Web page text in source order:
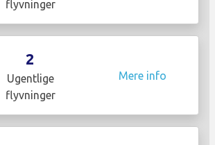
flyvninger
2
Ugentlige
flyvninger
Mere info